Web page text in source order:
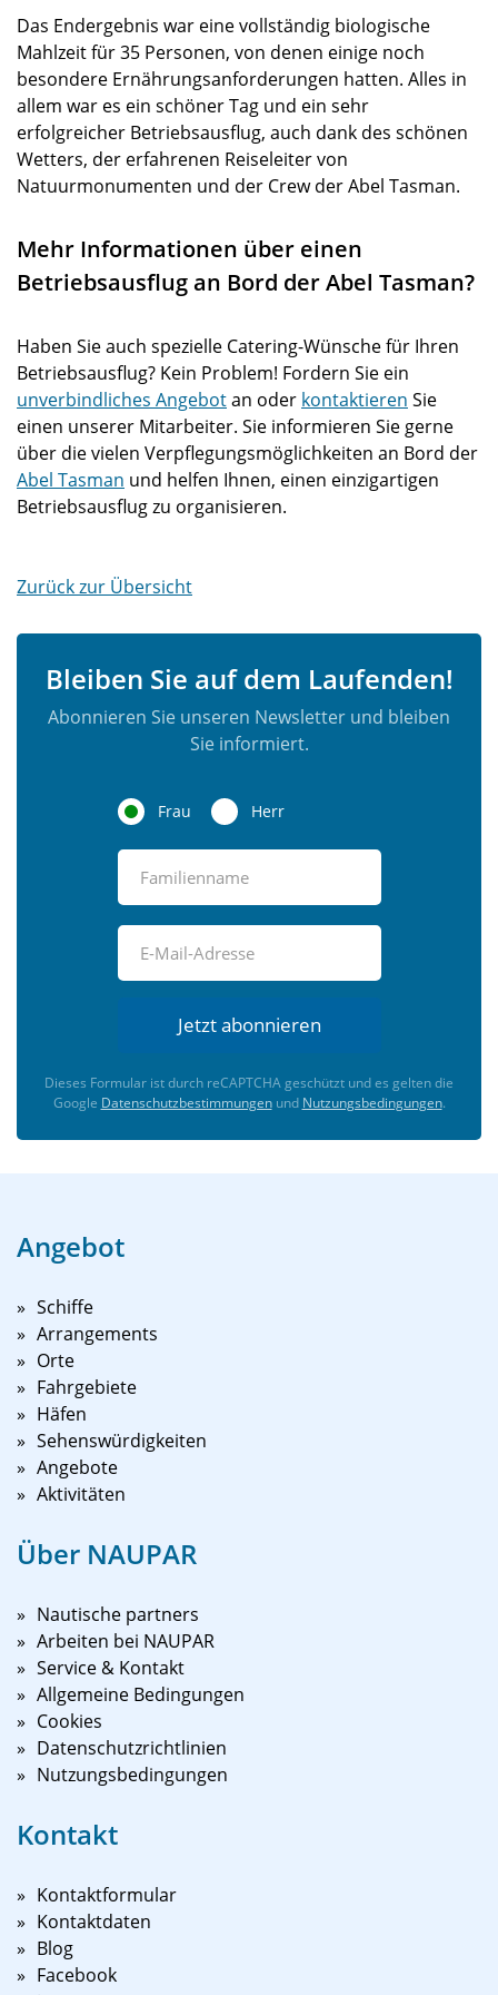
Das Endergebnis war eine vollständig biologische
Mahlzeit für 35 Personen, von denen einige noch
besondere Ernährungsanforderungen hatten. Alles in
allem war es ein schöner Tag und ein sehr
erfolgreicher Betriebsausflug, auch dank des schönen
Wetters, der erfahrenen Reiseleiter von
Natuurmonumenten und der Crew der Abel Tasman.
Mehr Informationen über einen
Betriebsausflug an Bord der Abel Tasman?
Haben Sie auch spezielle Catering-Wünsche für Ihren
Betriebsausflug? Kein Problem! Fordern Sie ein
unverbindliches Angebotan oder kontaktieren Sie
einen unserer Mitarbeiter. Sie informieren Sie gerne
über die vielen Verpflegungsmöglichkeiten an Bord der
Abel Tasman und helfen Ihnen, einen einzigartigen
Betriebsausflug zu organisieren.
Zurück zur Übersicht
Bleiben Sie auf dem Laufenden!
Abonnieren Sie unseren Newsletter und bleiben
Sie informiert.
Frau Herr
Jetzt abonnieren
Dieses Formular ist durch reCAPTCHA geschützt und es gelten die
Google Datenschutzbestimmungenund Nutzungsbedingungen.
Angebot
Schiffe
Arrangements
Orte
Fahrgebiete
Häfen
Sehenswürdigkeiten
Angebote
Aktivitäten
Über NAUPAR
Nautische partners
Arbeiten bei NAUPAR
Service & Kontakt
Allgemeine Bedingungen
Cookies
Datenschutzrichtlinien
Nutzungsbedingungen
Kontakt
Kontaktformular
Kontaktdaten
Blog
Facebook